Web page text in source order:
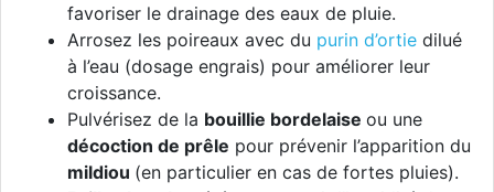
favoriser le drainage des eaux de pluie.
Arrosez les poireaux avec du purin d’ortie dilué
à l’eau (dosage engrais) pour améliorer leur
croissance.
Pulvérisez de la bouillie bordelaise ou une
décoction de prêle pour prévenir l’apparition du
mildiou (en particulier en cas de fortes pluies).